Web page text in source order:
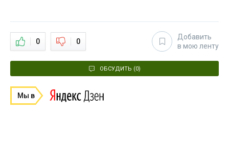
0 0
Добавить
в мою ленту
ОБСУДИТЬ (0)
Мы в